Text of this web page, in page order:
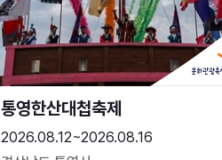
통영한산대첩축제
2026.08.12~2026.08.16